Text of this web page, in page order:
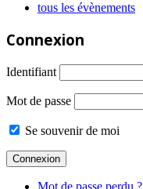
tous les évènements
Connexion
Identifiant
Mot de passe
Se souvenir de moi
Mot de passe perdu ?